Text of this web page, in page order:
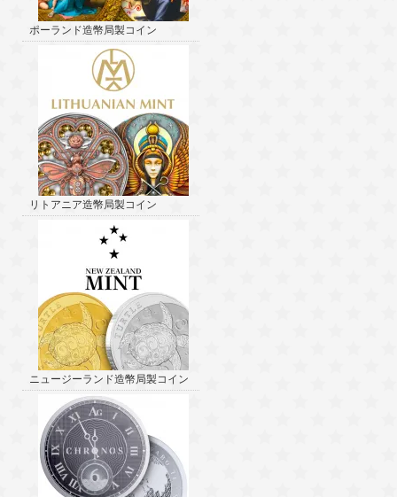
ポーランド造幣局製コイン
リトアニア造幣局製コイン
ニュージーランド造幣局製コイン